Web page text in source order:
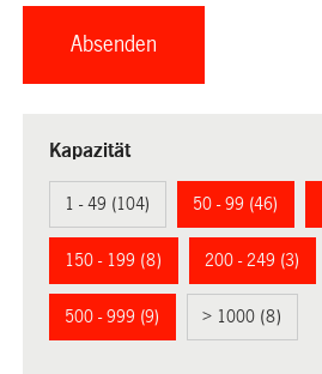
Kapazität
1 - 49 (104) 50 - 99 (46)
150 - 199 (8) 200 - 249 (3)
500 - 999 (9) > 1000 (8)